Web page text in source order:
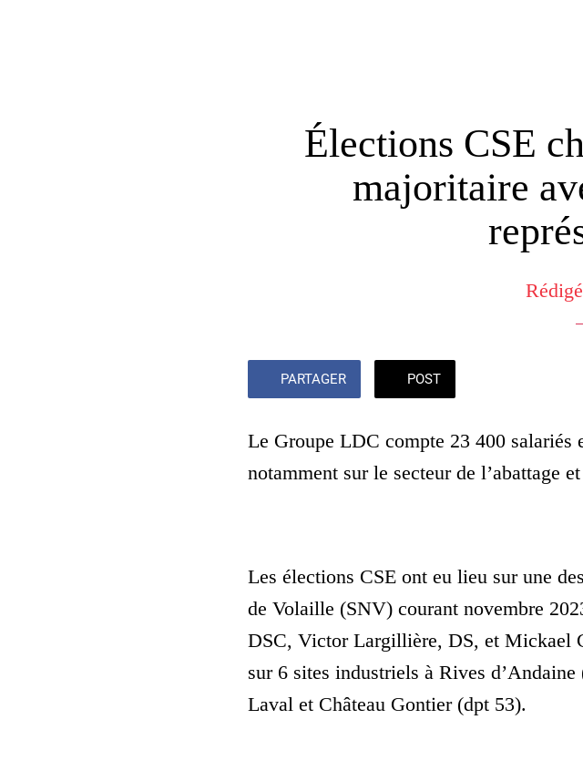
Élections CSE
majoritaire
PARTAGER POST
Le Groupe LDC compte 23 400 salariés
notamment sur le secteur de l’abattage
Les élections CSE ont eu lieu sur une
de Volaille (SNV) courant novembre
DSC, Victor Largillière, DS, et Mickael
sur 6 sites industriels à Rives
Laval et Château Gontier (dpt 53).